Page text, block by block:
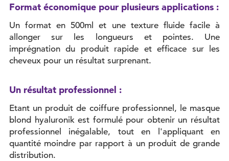
Format économique pour plusieurs applications :
Un format en 500ml et une texture fluide facile à
allonger sur les longueurs et pointes. Une
imprégnation du produit rapide et efficace sur les
cheveux pour un résultat surprenant.
Un résultat professionnel :
Etant un produit de coiffure professionnel, le masque
blond hyaluronik est formulé pour obtenir un résultat
professionnel inégalable, tout en l'appliquant en
quantité moindre par rapport à un produit de grande
distribution.